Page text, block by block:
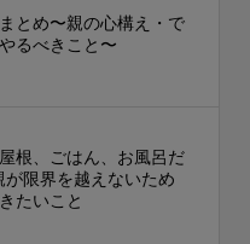
とめ〜親の心構え・で
るべきこと〜
屋根、ごはん、お風呂だ
が限界を越えないため
たいこと